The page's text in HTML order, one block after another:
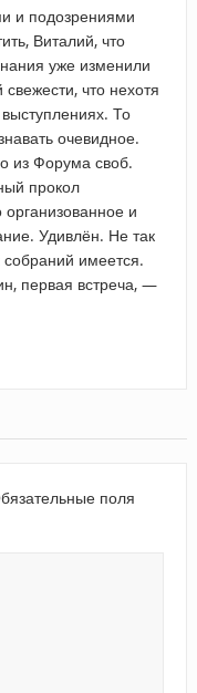
и подозрениями
Виталий, что
уже изменили
что нехотя
То
очевидное.
из Форума своб.
прокол
организованное и
Удивлён. Не так
имеется.
первая встреча, —
поля